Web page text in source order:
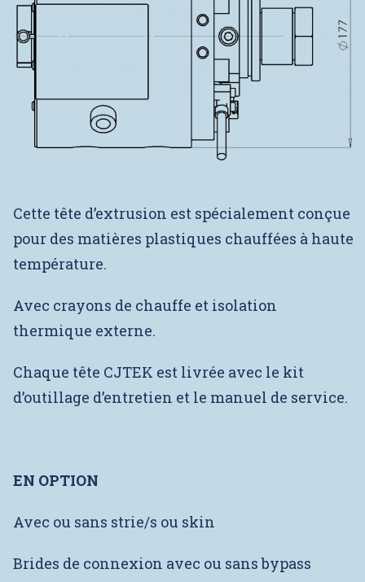
Cette tête d’extrusion est spécialement conçue
pour des matières plastiques chauffées à haute
température.
Avec crayons de chauffe et isolation
thermique externe.
Chaque tête CJTEK est livrée avec le kit
d’outillage d’entretien et le manuel de service.
EN OPTION
Avec ou sans strie/s ou skin
Brides de connexion avec ou sans bypass